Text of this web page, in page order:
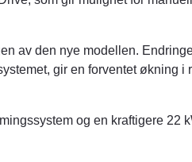
av den nye modellen.
gir en forventet økning i
og en kraftigere 22